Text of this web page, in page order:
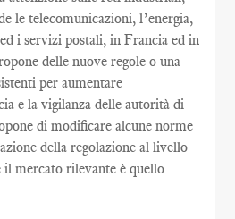
le telecomunicazioni, l’energia,
i servizi postali, in Francia ed in
delle nuove regole o una
per aumentare
e la vigilanza delle autorità di
di modificare alcune norme
della regolazione al livello
il mercato rilevante è quello